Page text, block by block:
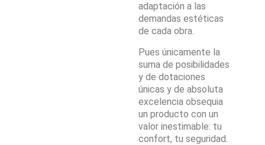
adaptación a las
demandas estéticas
de cada obra.
Pues únicamente la
suma de posibilidades
y de dotaciones
únicas y de absoluta
excelencia obsequia
un producto con un
valor inestimable: tu
confort, tu seguridad.